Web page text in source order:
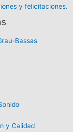
y felicitaciones.
Bassas
y Calidad